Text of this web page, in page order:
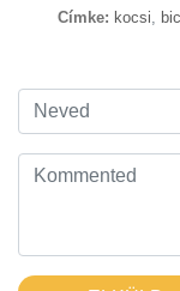
Címke: kocsi,